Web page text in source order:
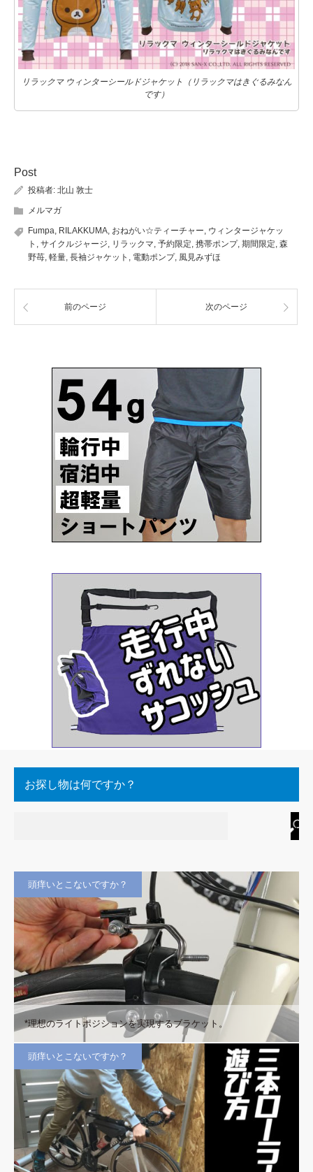
リラックマ ウィンターシールドジャケット（リラックマはきぐるみなん
です）
Post
投稿者: 北山 敦士
メルマガ
Fumpa RILAKKUMA おねがい☆ティーチャー ウィンタージャケッ
ト
サイクルジャージ リラックマ 予約限定 携帯ポンプ, 期間限定 森
野苺 軽量 長袖ジャケット 電動ポンプ, 風見みずほ
前のページ 次のページ
お探し物は何ですか？
頭痒いとこないですか？
*理想のライトポジションを実現するブラケット。
頭痒いとこないですか？